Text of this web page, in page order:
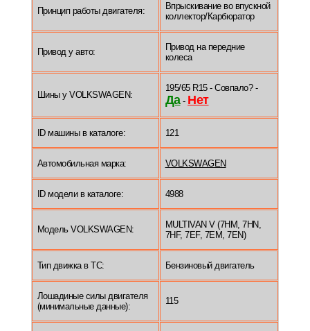
Принцип работы двигателя:
Впрыскивание во впускной
коллектор/Карбюратор
Привод у авто:
Привод на передние
колеса
Шины у VOLKSWAGEN:
195/65 R15 - Совпало? -
Да- Нет
ID машины в каталоге: 121
Автомобильная марка: VOLKSWAGEN
ID модели в каталоге: 4988
Модель VOLKSWAGEN:
MULTIVAN V (7HM, 7HN,
7HF, 7EF, 7EM, 7EN)
Тип движка в ТС: Бензиновый двигатель
Лошадиные силы двигателя
(минимальные данные):
115